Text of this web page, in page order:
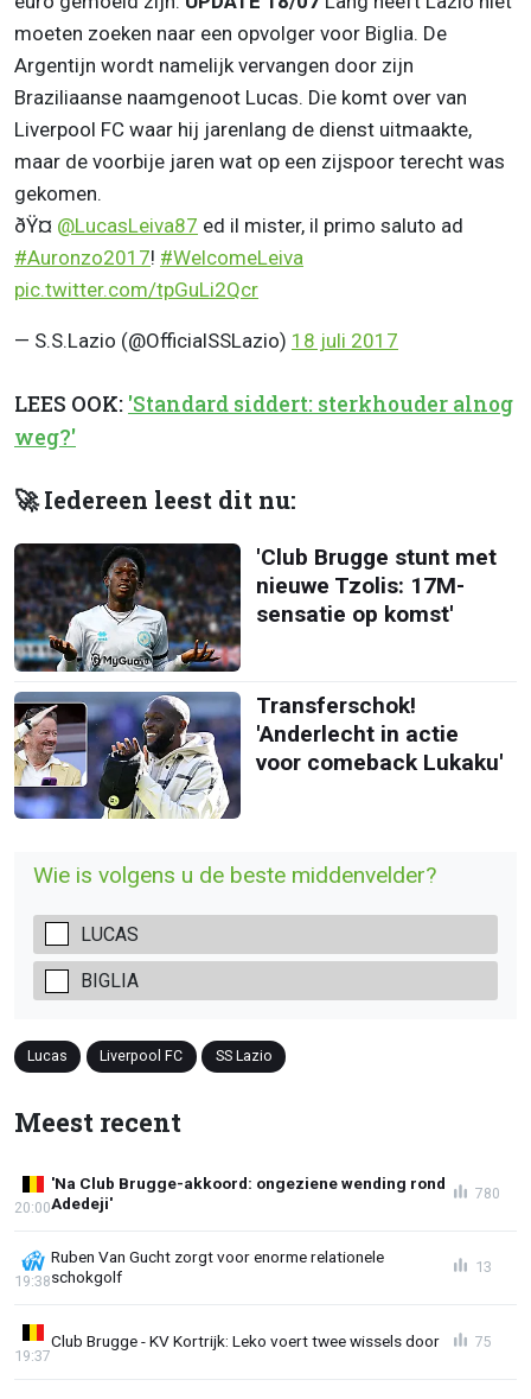
moeten zoeken naar een opvolger voor Biglia. De
Argentijn wordt namelijk vervangen door zijn
Braziliaanse naamgenoot Lucas. Die komt over van
Liverpool FC waar hij jarenlang de dienst uitmaakte,
maar de voorbije jaren wat op een zijspoor terecht was
gekomen.
ðŸ¤ @LucasLeiva87 ed il mister, il primo saluto ad
#Auronzo2017! #WelcomeLeiva
pic.twitter.com/tpGuLi2Qcr
— S.S.Lazio (@OfficialSSLazio) 18 juli 2017
LEES OOK: 'Standard siddert: sterkhouder alnog
weg?'
🚀 Iedereen leest dit nu:
'Club Brugge stunt met
nieuwe Tzolis: 17M-
sensatie op komst'
Transferschok!
'Anderlecht in actie
voor comeback Lukaku'
Wie is volgens u de beste middenvelder?
LUCAS
BIGLIA
Lucas Liverpool FC SS Lazio
Meest recent
'Na Club Brugge-akkoord: ongeziene wending rond
Adedeji'
20:00
780
Ruben Van Gucht zorgt voor enorme relationele
schokgolf
19:38
13
Club Brugge - KV Kortrijk: Leko voert twee wissels door
19:37
75